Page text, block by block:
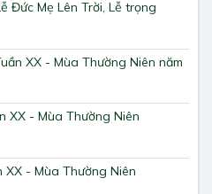
Đức Mẹ Lên Trời, Lễ trọng
XX - Mùa Thường Niên năm
XX - Mùa Thường Niên
XX - Mùa Thường Niên